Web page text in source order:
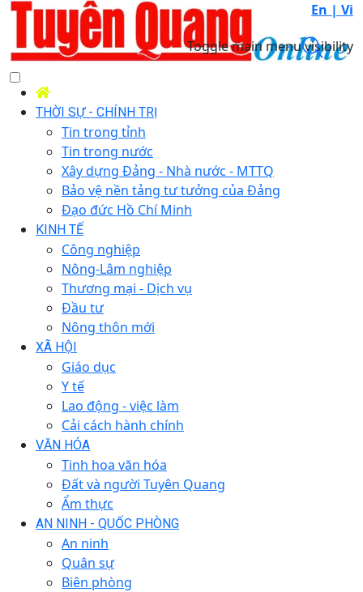
En | Vi
Toggle main menu visibility
THỜI SỰ - CHÍNH TRỊ
Tin trong tỉnh
Tin trong nước
Xây dựng Đảng - Nhà nước - MTTQ
Bảo vệ nền tảng tư tưởng của Đảng
Đạo đức Hồ Chí Minh
KINH TẾ
Công nghiệp
Nông-Lâm nghiệp
Thương mại - Dịch vụ
Đầu tư
Nông thôn mới
XÃ HỘI
Giáo dục
Y tế
Lao động - việc làm
Cải cách hành chính
VĂN HÓA
Tinh hoa văn hóa
Đất và người Tuyên Quang
Ẩm thực
AN NINH - QUỐC PHÒNG
An ninh
Quân sự
Biên phòng